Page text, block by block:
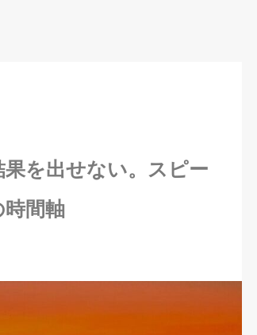
を出せない。スピー
時間軸